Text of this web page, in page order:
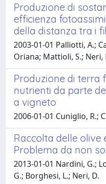
Produzione di
efficienza
della distanza tra i
2003-01-01 Palliotti, A.;
Oriana; Mattioli, S.; Neri,
Produzione di terra
nutrienti da parte
a vigneto
2006-01-01 Cuniglio, R.;
Raccolta delle olive
Problema da non
2013-01-01 Nardini, G.;
G.; Borghesi, L.; Neri, D.